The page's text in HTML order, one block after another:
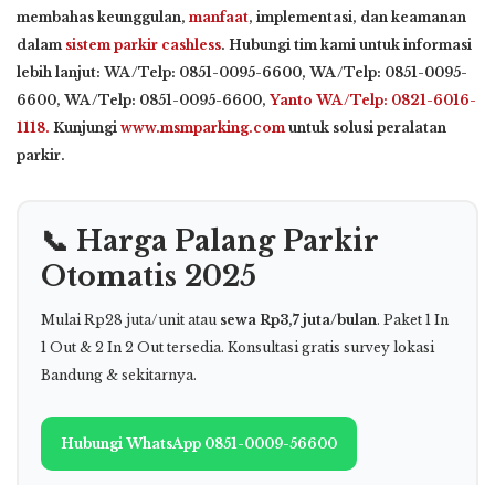
membahas keunggulan, manfaat, implementasi, dan keamanan
dalam sistem parkir cashless. Hubungi tim kami untuk informasi
lebih lanjut: WA/Telp: 0851-0095-6600, WA/Telp: 0851-0095-
6600, WA/Telp: 0851-0095-6600, Yanto WA/Telp: 0821-6016-
1118. Kunjungi www.msmparking.comuntuk solusi peralatan
parkir.
📞 Harga Palang Parkir
Otomatis 2025
Mulai Rp28 juta/unit atau sewa Rp3,7 juta/bulan. Paket 1 In
1 Out & 2 In 2 Out tersedia. Konsultasi gratis survey lokasi
Bandung & sekitarnya.
Hubungi WhatsApp 0851-0009-56600